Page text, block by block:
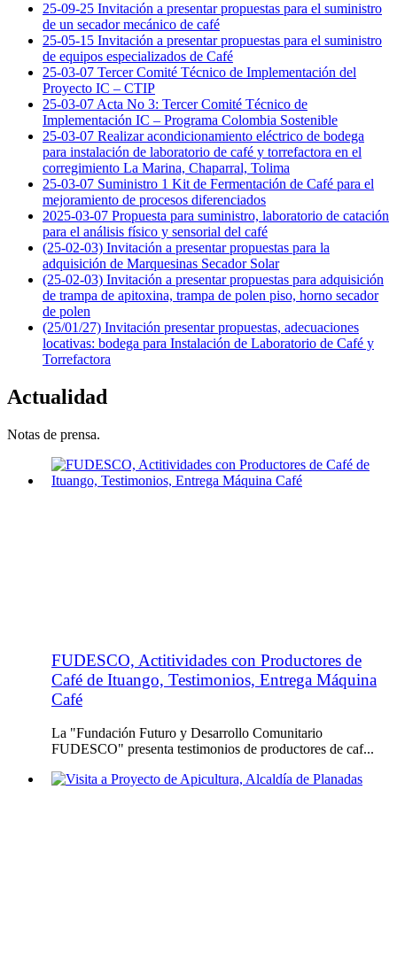
25-09-25 Invitación a presentar propuestas para el suministro
de un secador mecánico de café
25-05-15 Invitación a presentar propuestas para el suministro
de equipos especializados de Café
25-03-07 Tercer Comité Técnico de Implementación del
Proyecto IC – CTIP
25-03-07 Acta No 3: Tercer Comité Técnico de
Implementación IC – Programa Colombia Sostenible
25-03-07 Realizar acondicionamiento eléctrico de bodega
para instalación de laboratorio de café y torrefactora en el
corregimiento La Marina, Chaparral, Tolima
25-03-07 Suministro 1 Kit de Fermentación de Café para el
mejoramiento de procesos diferenciados
2025-03-07 Propuesta para suministro, laboratorio de catación
para el análisis físico y sensorial del café
(25-02-03) Invitación a presentar propuestas para la
adquisición de Marquesinas Secador Solar
(25-02-03) Invitación a presentar propuestas para adquisición
de trampa de apitoxina, trampa de polen piso, horno secador
de polen
(25/01/27) Invitación presentar propuestas, adecuaciones
locativas: bodega para Instalación de Laboratorio de Café y
Torrefactora
Actualidad
Notas de prensa.
FUDESCO, Actitividades con Productores de
Café de Ituango, Testimonios, Entrega Máquina
Café
La "Fundación Futuro y Desarrollo Comunitario
FUDESCO" presenta testimonios de productores de caf...